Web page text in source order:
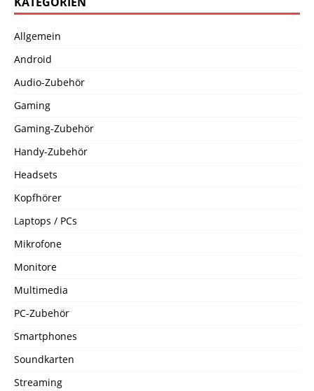
Allgemein
Android
Audio-Zubehör
Gaming
Gaming-Zubehör
Handy-Zubehör
Headsets
Kopfhörer
Laptops / PCs
Mikrofone
Monitore
Multimedia
PC-Zubehör
Smartphones
Soundkarten
Streaming